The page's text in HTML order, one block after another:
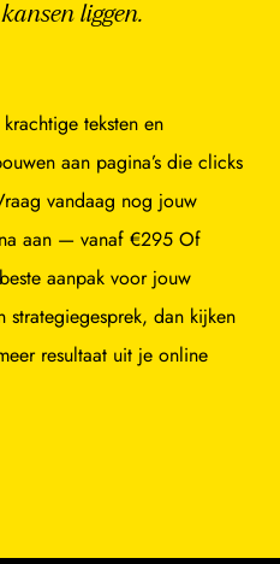
liggen.
teksten en
aan pagina’s die clicks
vandaag nog jouw
aan — vanaf €295 Of
aanpak voor jouw
dan kijken
resultaat uit je online